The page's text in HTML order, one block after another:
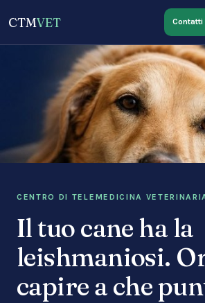
CTMVET Contatti
CENTRO DI TELEMEDICINA
Il tuo cane ha la
leishmaniosi.
capire a che